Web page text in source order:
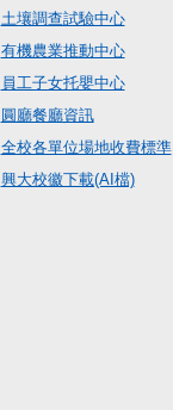
土壤調查試驗中心
有機農業推動中心
員工子女托嬰中心
圓廳餐廳資訊
全校各單位場地收費標準
興大校徽下載(AI檔)